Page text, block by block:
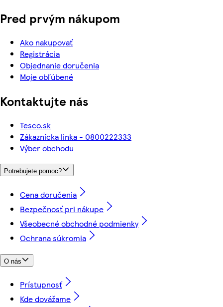
Pred prvým nákupom
Ako nakupovať
Registrácia
Objednanie doručenia
Moje obľúbené
Kontaktujte nás
Tesco.sk
Zákaznícka linka - 0800222333
Výber obchodu
Potrebujete pomoc?
Cena doručenia
Bezpečnosť pri nákupe
Všeobecné obchodné podmienky
Ochrana súkromia
O nás
Prístupnosť
Kde dovážame